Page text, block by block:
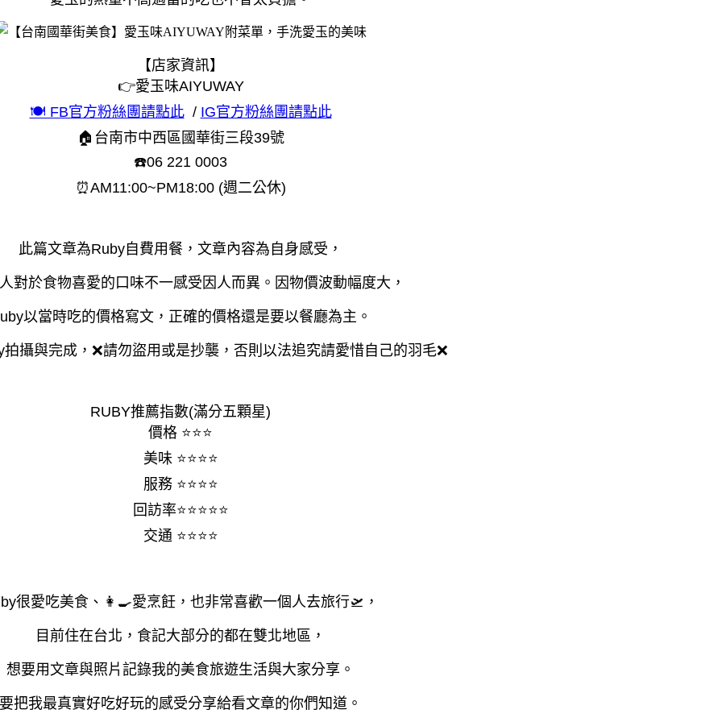
【店家資訊】
👉愛玉味AIYUWAY
🍽 FB官方粉絲團請點此/ IG官方粉絲團請點此
🏠台南市中西區國華街三段39號
☎️06 221 0003
⏰AM11:00~PM18:00 (週二公休)
此篇文章為Ruby自費用餐，文章內容為自身感受，
對於食物喜愛的口味不一感受因人而異。因物價波動幅度大，
以當時吃的價格寫文，正確的價格還是要以餐廳為主。
攝與完成，❌請勿盜用或是抄襲，否則以法追究請愛惜自己的羽毛❌
RUBY推薦指數(滿分五顆星)
價格 ⭐⭐⭐
美味 ⭐⭐⭐⭐
服務 ⭐⭐⭐⭐
回訪率⭐⭐⭐⭐⭐
交通 ⭐⭐⭐⭐
很愛吃美食、👩‍🍳愛烹飪，也非常喜歡一個人去旅行🛫，
目前住在台北，食記大部分的都在雙北地區，
想要用文章與照片記錄我的美食旅遊生活與大家分享。
要把我最真實好吃好玩的感受分享給看文章的你們知道。